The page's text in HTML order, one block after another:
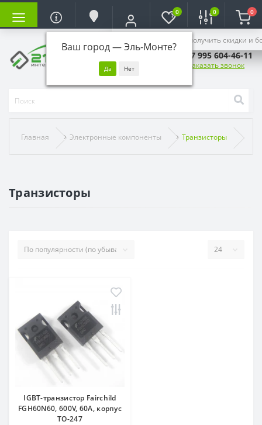
Ваш город —Эль-Монте?
Войдите, чтобы получить скидки и
0 0 0
+7 995 604-46-11
Заказать звонок
Главная Электронные компоненты Транзисторы
Транзисторы
IGBT-транзистор Fairchild
FGH60N60, 600V, 60A, корпус
TO-247